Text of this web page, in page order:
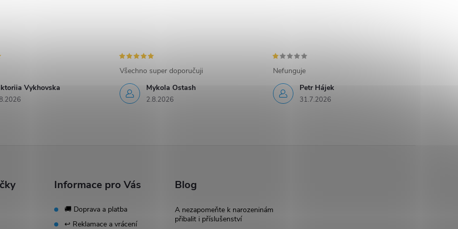
Vykhovska
Mykola Ostash
2.8.2026
Všechno super doporučuji
Petr Hájek
31.7.2026
Nefunguje
Informace pro Vás
🚚 Doprava a platba
↩️ Reklamace a vrácení
Blog
A nezapomeňte k narozeninám
přibalit i příslušenství